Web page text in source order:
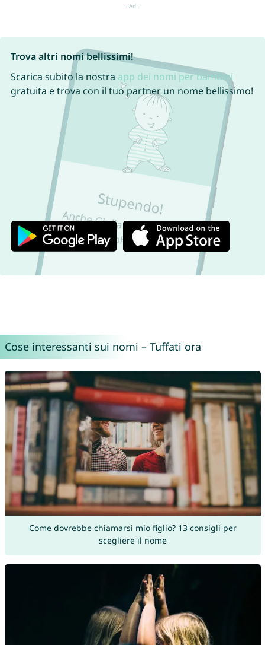
Trova altri nomi bellissimi!
Scarica subito la nostra app dei nomi per bambini
gratuita e trova con il tuo partner un nome bellissimo!
Cose interessanti sui nomi – Tuffati ora
Come dovrebbe chiamarsi mio figlio? 13 consigli per
scegliere il nome